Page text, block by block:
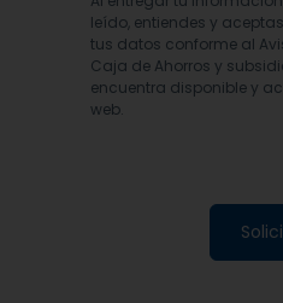
leído, entiendes y
tus datos conforme al
Caja de Ahorros y
encuentra disponible y
web.